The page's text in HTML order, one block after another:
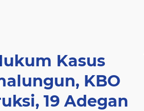
Kasus
KBO
19 Adegan